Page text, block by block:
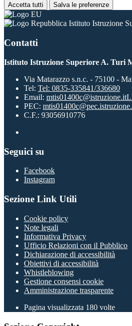
Accetta tutti Salva le preferenze
Istituto Istruzione
Contatti
Istituto Istruzione Superiore A. Turi
Via Matarazzo s.n.c. - 75100 -
Tel: Tel: 0835-335841/336680
Email: mtis01400c@istruzione.it
PEC:
C.F.: 93056910776
Seguici su
Facebook
Instagram
Sezione Link Utili
Cookie policy
Note legali
Informativa Privacy
Ufficio Relazioni con il Pubblico
Dichiarazione di accessibilità
Obiettivi di accessibilità
Whistleblowing
Gestione consensi cookie
Amministrazione trasparente
Pagina visualizzata 180 volte